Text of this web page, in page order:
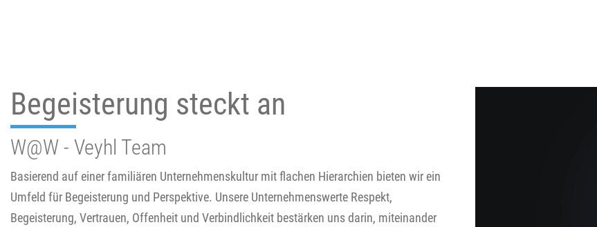
Begeisterung steckt an
W@W - Veyhl Team
Basierend auf einer familiären Unternehmenskultur mit flachen Hierarchien bieten wir ein
Umfeld für Begeisterung und Perspektive. Unsere Unternehmenswerte Respekt,
Begeisterung, Vertrauen, Offenheit und Verbindlichkeit bestärken uns darin, miteinander